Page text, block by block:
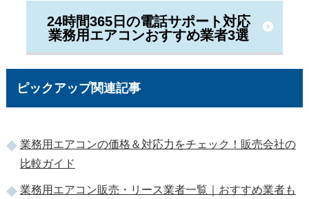
24時間365日の電話サポート対応
業務用エアコンおすすめ業者3選
ピックアップ関連記事
業務用エアコンの価格＆対応力をチェック！販売会社の
比較ガイド
業務用エアコン販売・リース業者一覧｜おすすめ業者も